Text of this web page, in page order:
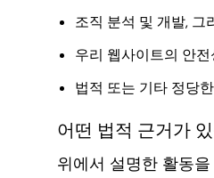
조직 분석 및 개발, 그
우리 웹사이트의 안
법적 또는 기타 정당
어떤 법적 근거가
위에서 설명한 활동